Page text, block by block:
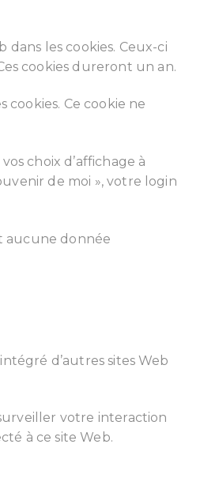
les cookies. Ceux-ci
cookies dureront un an.
Ce cookie ne
choix d’affichage à
de moi », votre login
aucune donnée
d’autres sites Web
votre interaction
à ce site Web.